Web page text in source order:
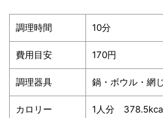
調理時間 10分
費用目安 170円
調理器具 鍋・ボウル・網
カロリー 1人分